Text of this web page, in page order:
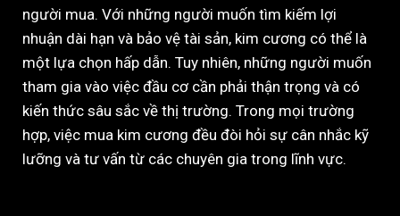
người mua. Với những người muốn tìm kiếm lợi
nhuận dài hạn và bảo vệ tài sản, kim cương có thể là
một lựa chọn hấp dẫn. Tuy nhiên, những người muốn
tham gia vào việc đầu cơ cần phải thận trọng và có
kiến thức sâu sắc về thị trường. Trong mọi trường
hợp, việc mua kim cương đều đòi hỏi sự cân nhắc kỹ
lưỡng và tư vấn từ các chuyên gia trong lĩnh vực.